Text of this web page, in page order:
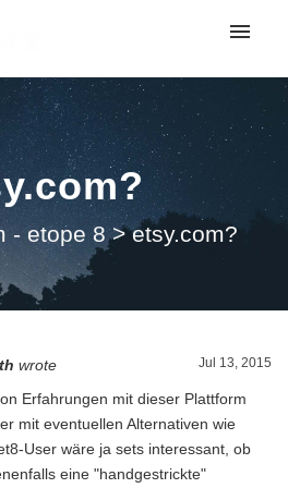
- etope 8 > etsy.com?
Jul 13, 2015
wrote
Erfahrungen mit dieser Plattform
mit eventuellen Alternativen wie
User wäre ja sets interessant, ob
eine "handgestrickte"